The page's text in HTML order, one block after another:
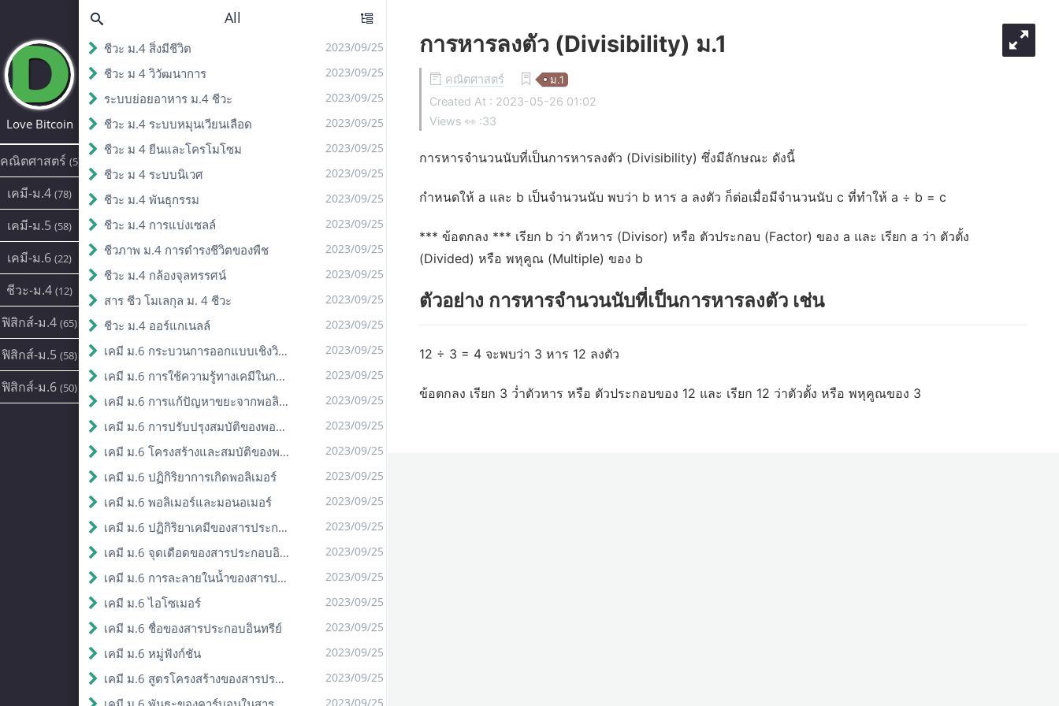
Love Bitcoin
คณิตศาสตร์ (5)
เคมี-ม.4 (78)
เคมี-ม.5 (58)
เคมี-ม.6 (22)
ชีวะ-ม.4 (12)
ฟิสิกส์-ม.4 (65)
ฟิสิกส์-ม.5 (58)
ฟิสิกส์-ม.6 (50)
All
ชีวะ ม.4 สิ่งมีชีวิต 2023/09/25
ชีวะ ม 4 วิวัฒนาการ 2023/09/25
ระบบย่อยอาหาร ม.4 ชีวะ 2023/09/25
ชีวะ ม.4 ระบบหมุนเวียนเลือด 2023/09/25
ชีวะ ม 4 ยีนและโครโมโซม 2023/09/25
ชีวะ ม 4 ระบบนิเวศ 2023/09/25
ชีวะ ม.4 พันธุกรรม 2023/09/25
ชีวะ ม.4 การแบ่งเซลล์ 2023/09/25
ชีวภาพ ม.4 การดํารงชีวิตของพืช 2023/09/25
ชีวะ ม.4 กล้องจุลทรรศน์ 2023/09/25
สาร ชีว โมเลกุล ม. 4 ชีวะ 2023/09/25
ชีวะ ม.4 ออร์แกเนลล์ 2023/09/25
เคมี ม.6 กระบวนการออกแบบเชิงวิศวกรรม 2023/09/25
เคมี ม.6 การใช้ความรู้ทางเคมีในการแก้ปัญหา 2023/09/25
เคมี ม.6 การแก้ปัญหาขยะจากพอลิเมอร์ 2023/09/25
เคมี ม.6 การปรับปรุงสมบัติของพอลิเมอร์ 2023/09/25
เคมี ม.6 โครงสร้างและสมบัติของพอลิเมอร์ 2023/09/25
เคมี ม.6 ปฏิกิริยาการเกิดพอลิเมอร์ 2023/09/25
เคมี ม.6 พอลิเมอร์และมอนอเมอร์ 2023/09/25
เคมี ม.6 ปฏิกิริยาเคมีของสารประกอบอินทรีย์ 2023/09/25
เคมี ม.6 จุดเดือดของสารประกอบอินทรีย์ 2023/09/25
เคมี ม.6 การละลายในน้ำของสารประกอบอินทรีย์ 2023/09/25
เคมี ม.6 ไอโซเมอร์ 2023/09/25
เคมี ม.6 ชื่อของสารประกอบอินทรีย์ 2023/09/25
เคมี ม.6 หมู่ฟังก์ชัน 2023/09/25
เคมี ม.6 สูตรโครงสร้างของสารประกอบอินทรีย์ 2023/09/25
2023/09/25
<
การหารลงตัว (Divisibility) ม.1
คณิตศาสตร์ ม.1
Created At : 2023-05-26 01:02
Views 👀 :33
การหารจำนวนนับที่เป็นการหารลงตัว (Divisibility) ซึ่งมีลักษณะ ดังนี้
กำหนดให้ a และ b เป็นจำนวนนับ พบว่า b หาร a ลงตัว ก็ต่อเมื่อมีจำนวนนับ c ที่ทำให้ a ÷ b = c
*** ข้อตกลง *** เรียก b ว่า ตัวหาร (Divisor) หรือ ตัวประกอบ (Factor) ของ a และ เรียก a ว่า ตัวตั้ง
(Divided) หรือ พหุคูณ (Multiple) ของ b
ตัวอย่าง การหารจำนวนนับที่เป็นการหารลงตัว เช่น
12 ÷ 3 = 4 จะพบว่า 3 หาร 12 ลงตัว
ข้อตกลง เรียก 3 ว่ำตัวหาร หรือ ตัวประกอบของ 12 และ เรียก 12 ว่าตัวตั้ง หรือ พหุคูณของ 3